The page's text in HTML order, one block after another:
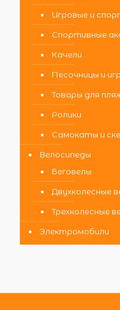
Игровые и
Спортивные
Качели
Песочницы и
Товары для
Ролики
Самокаты и
Велосипеды
Беговелы
Двухколесные
Трехколесные
Электромобили